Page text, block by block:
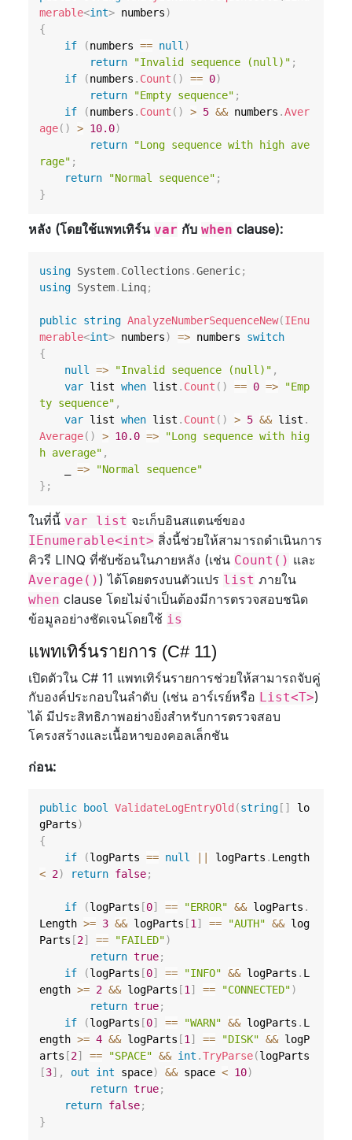
merable<int> numbers)
{
if
(numbers == null )
return
"Invalid sequence (null)" ;
if
(numbers . Count ( ) == 0)
return
"Empty sequence" ;
if
(numbers . Count ( ) > 5 && numbers .Aver
age( ) > 10.0)
return
"Long sequence with high ave
rage" ;
return
"Normal sequence" ;
}
หลัง (โดยใช้แพทเทิร์น var กับ when clause):
using System. Collections .Generic;
using System. Linq;
public string AnalyzeNumberSequenceNew(IEnu
merable<int> numbers) => numbers switch
{
null
=> "Invalid sequence (null)" ,
var list when list . Count ( ) == 0 =>
"Emp
ty sequence" ,
var list when list . Count ( ) > 5 && list .
Average( ) > 10.0 =>
"Long sequence with hig
h average" ,
=>
"Normal sequence"
} ;
ในที่นี้ var list จะเก็บอินสแตนซ์ของ
IEnumerable<int> สิ่งนี้ช่วยให้สามารถดำเนินการ
คิวรี LINQ ที่ซับซ้อนในภายหลัง (เช่น Count() และ
Average() ) ได้โดยตรงบนตัวแปร list ภายใน
when clause โดยไม่จำเป็นต้องมีการตรวจสอบชนิด
ข้อมูลอย่างชัดเจนโดยใช้ is
แพทเทิร์นรายการ (C# 11)
เปิดตัวใน C# 11 แพทเทิร์นรายการช่วยให้สามารถจับคู่
กับองค์ประกอบในลำดับ (เช่น อาร์เรย์หรือ List<T>)
ได้ มีประสิทธิภาพอย่างยิ่งสำหรับการตรวจสอบ
โครงสร้างและเนื้อหาของคอลเล็กชัน
ก่อน:
public bool ValidateLogEntryOld (string [ ]
lo
gParts)
{
if
(logParts == null logParts .
< 2) return false;
if (logParts [0] == "ERROR" && logParts .
Length >= 3 && logParts [1 ] == "AUTH" && log
Parts [2] == "FAILED")
return true;
if
(logParts [0] == "INFO" && logParts . L
ength >= 2 && logParts [1 ] == "CONNECTED")
return true;
if
(logParts [0] == "WARN" && logParts . L
ength >= 4 && logParts [1 ] == "DISK" && logP
arts [2] == "SPACE" && int .TryParse(logParts
[3] , out int space) && space < 10)
return true;
return false;
}